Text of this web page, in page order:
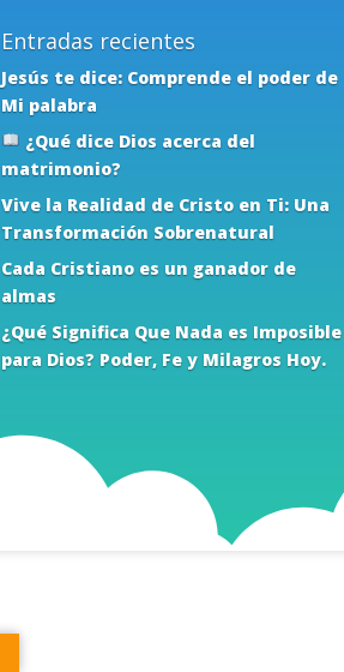
Entradas recientes
Jesús te dice: Comprende el poder de
Mi palabra
¿Qué dice Dios acerca del
matrimonio?
Vive la Realidad de Cristo en Ti: Una
Transformación Sobrenatural
Cada Cristiano es un ganador de
almas
¿Qué Significa Que Nada es Imposible
para Dios? Poder, Fe y Milagros Hoy.